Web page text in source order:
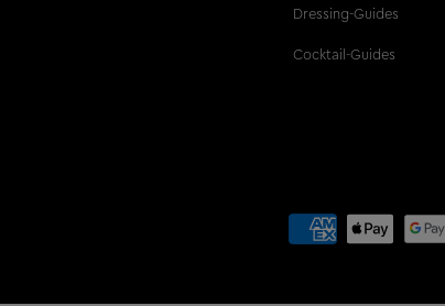
Dressing-Guides
Cocktail-Guides